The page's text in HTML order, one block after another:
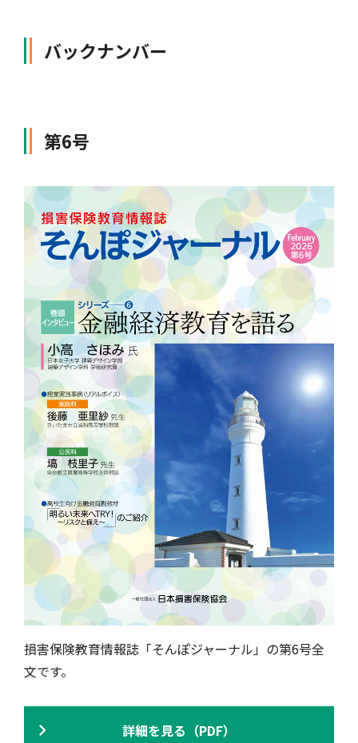
高齢者向け
損害保険Q&A
リンク集
バックナンバー
第6号
損害保険教育情報誌「そんぽジャーナル」の第6号全
文です。
詳細を見る（PDF）